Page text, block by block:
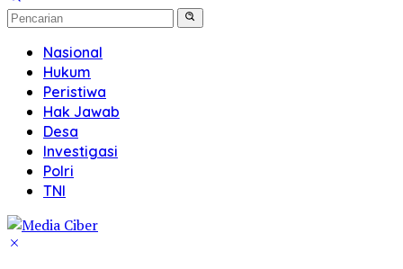
Nasional
Hukum
Peristiwa
Hak Jawab
Desa
Investigasi
Polri
TNI